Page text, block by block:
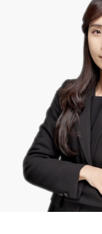
소식/자
언론보도
공지사항
법률 블로그
법률서식
뉴스레터/브로
세미나